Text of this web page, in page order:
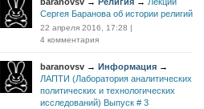
Сергея Баранова об истории религий
22 апреля 2016, 17:28 |
4 комментария
baranovsv → Информация →
ЛАПТИ (Лаборатория аналитических
политических и технологических
исследований) Выпуск # 3